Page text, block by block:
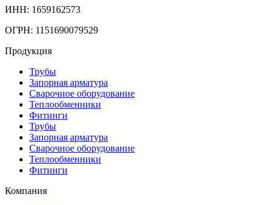
ИНН: 1659162573
ОГРН: 1151690079529
Продукция
Трубы
Запорная арматура
Сварочное оборудование
Теплообменники
Фитинги
Трубы
Запорная арматура
Сварочное оборудование
Теплообменники
Фитинги
Компания